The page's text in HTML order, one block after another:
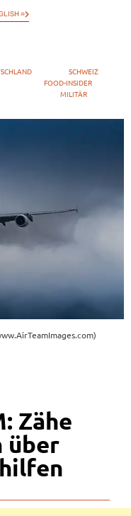
»
SCHWEIZ
FOOD-INSIDER
MILITÄR
Zähe
über